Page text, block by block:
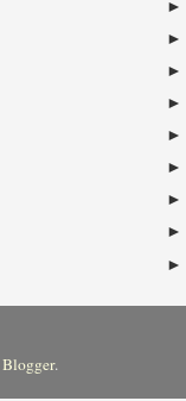
►
►
►
►
►
►
►
►
►
Blogger.